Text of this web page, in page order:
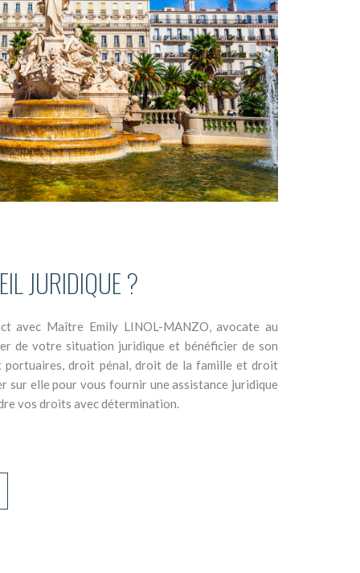
JURIDIQUE ?
avec Maître Emily LINOL-MANZO, avocate au
de votre situation juridique et bénéficier de son
portuaires, droit pénal, droit de la famille et droit
sur elle pour vous fournir une assistance juridique
vos droits avec détermination.